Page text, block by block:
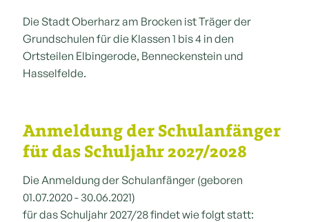
Die Stadt Oberharz am Brocken ist Träger der
Grundschulen für die Klassen 1 bis 4 in den
Ortsteilen Elbingerode, Benneckenstein und
Hasselfelde.
Anmeldung der Schulanfänger
für das Schuljahr 2027/2028
Die Anmeldung der Schulanfänger (geboren
01.07.2020 - 30.06.2021)
für das Schuljahr 2027/28 findet wie folgt statt: